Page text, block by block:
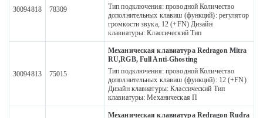
30094818 78309
Тип подключения: проводной Количество
дополнительных клавиш (функций): регулятор
громкости звука, 12 (+FN) Дизайн
клавиатуры: Классический Тип
30094813 75015
Механическая клавиатура Redragon Mitra
RU,RGB, Full Anti-Ghosting
Тип подключения: проводной Количество
дополнительных клавиш (функций): 12 (+FN)
Дизайн клавиатуры: Классический Тип
клавиатуры: Механическая П
Механическая клавиатура Redragon Rudra